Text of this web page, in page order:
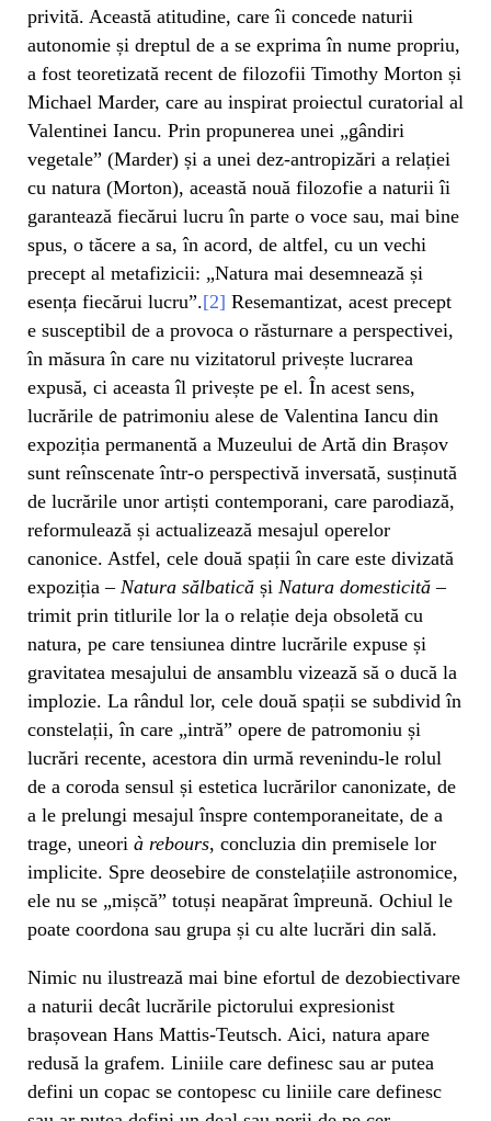
privită. Această atitudine, care îi concede naturii
autonomie și dreptul de a se exprima în nume propriu,
a fost teoretizată recent de filozofii Timothy Morton și
Michael Marder, care au inspirat proiectul curatorial al
Valentinei Iancu. Prin propunerea unei „gândiri
vegetale” (Marder) și a unei dez-antropizări a relației
cu natura (Morton), această nouă filozofie a naturii îi
garantează fiecărui lucru în parte o voce sau, mai bine
spus, o tăcere a sa, în acord, de altfel, cu un vechi
precept al metafizicii: „Natura mai desemnează și
esența fiecărui lucru”.[2] Resemantizat, acest precept
e susceptibil de a provoca o răsturnare a perspectivei,
în măsura în care nu vizitatorul privește lucrarea
expusă, ci aceasta îl privește pe el. În acest sens,
lucrările de patrimoniu alese de Valentina Iancu din
expoziția permanentă a Muzeului de Artă din Brașov
sunt reînscenate într-o perspectivă inversată, susținută
de lucrările unor artiști contemporani, care parodiază,
reformulează și actualizează mesajul operelor
canonice. Astfel, cele două spații în care este divizată
expoziția – Natura sălbatică și Natura domesticită –
trimit prin titlurile lor la o relație deja obsoletă cu
natura, pe care tensiunea dintre lucrările expuse și
gravitatea mesajului de ansamblu vizează să o ducă la
implozie. La rândul lor, cele două spații se subdivid în
constelații, în care „intră” opere de patromoniu și
lucrări recente, acestora din urmă revenindu-le rolul
de a coroda sensul și estetica lucrărilor canonizate, de
a le prelungi mesajul înspre contemporaneitate, de a
trage, uneori à rebours, concluzia din premisele lor
implicite. Spre deosebire de constelațiile astronomice,
ele nu se „mișcă” totuși neapărat împreună. Ochiul le
poate coordona sau grupa și cu alte lucrări din sală.
Nimic nu ilustrează mai bine efortul de dezobiectivare
a naturii decât lucrările pictorului expresionist
brașovean Hans Mattis-Teutsch. Aici, natura apare
redusă la grafem. Liniile care definesc sau ar putea
defini un copac se contopesc cu liniile care definesc